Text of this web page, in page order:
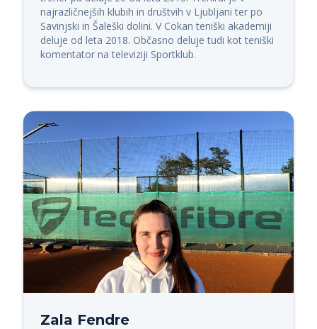
najrazličnejših klubih in društvih v Ljubljani ter po
Savinjski in Šaleški dolini. V Cokan teniški akademiji
deluje od leta 2018. Občasno deluje tudi kot teniški
komentator na televiziji Sportklub.
Zala Fendre